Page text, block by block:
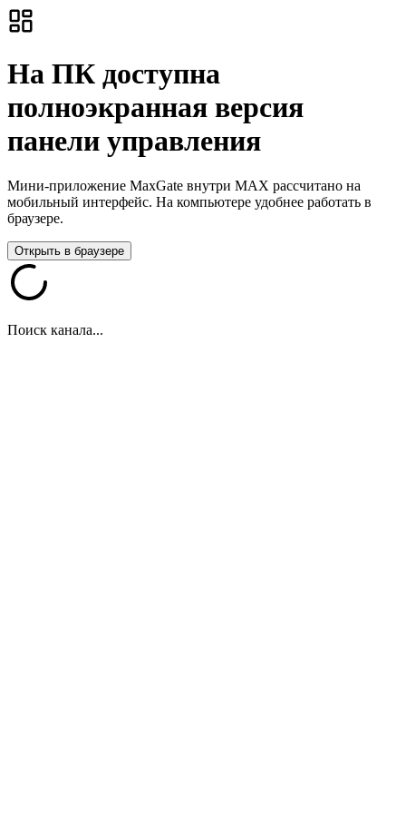
На ПК доступна
полноэкранная версия
панели управления
Мини-приложение MaxGate внутри MAX рассчитано на
мобильный интерфейс. На компьютере удобнее работать в
браузере.
Открыть в браузере
Поиск канала...